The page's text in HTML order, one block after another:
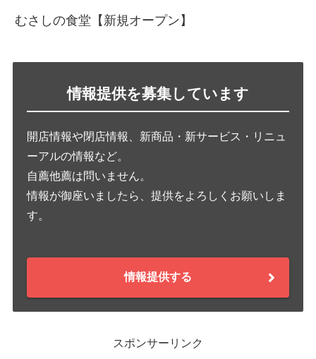
むさしの食堂【新規オープン】
情報提供を募集しています
開店情報や閉店情報、新商品・新サービス・リニュ
ーアルの情報など。
自薦他薦は問いません。
情報が御座いましたら、提供をよろしくお願いしま
す。
情報提供する
スポンサーリンク